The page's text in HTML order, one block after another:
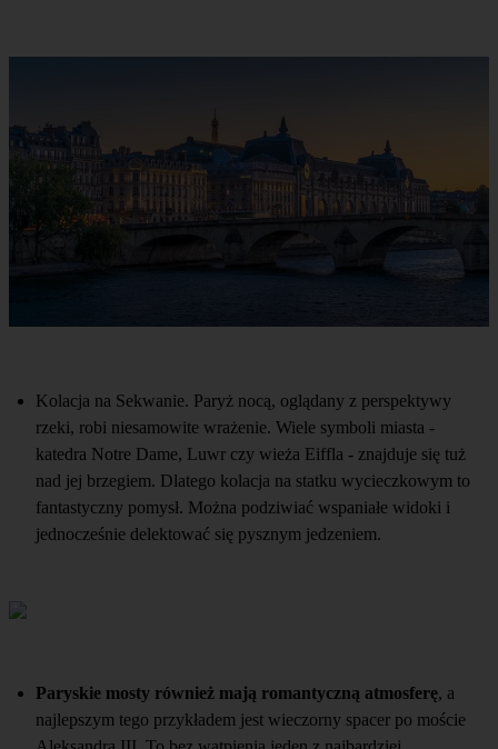
Kolacja na Sekwanie. Paryż nocą, oglądany z perspektywy
rzeki, robi niesamowite wrażenie. Wiele symboli miasta -
katedra Notre Dame, Luwr czy wieża Eiffla - znajduje się tuż
nad jej brzegiem. Dlatego kolacja na statku wycieczkowym to
fantastyczny pomysł. Można podziwiać wspaniałe widoki i
jednocześnie delektować się pysznym jedzeniem.
Paryskie mosty również mają romantyczną atmosferę, a
najlepszym tego przykładem jest wieczorny spacer po moście